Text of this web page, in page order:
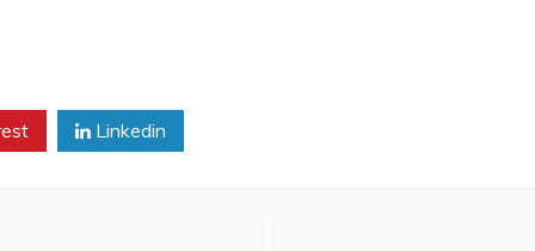
Linkedin